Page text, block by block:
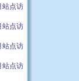
站点访
站点访
站点访
站点访